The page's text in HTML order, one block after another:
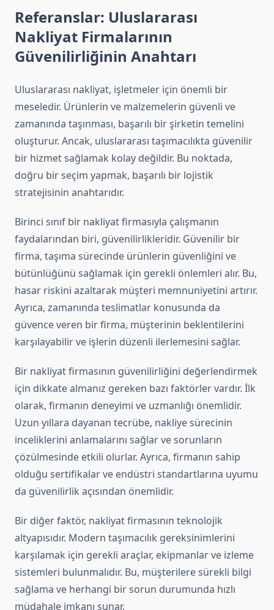
Referanslar: Uluslararası
Nakliyat Firmalarının
Güvenilirliğinin Anahtarı
Uluslararası nakliyat, işletmeler için önemli bir
meseledir. Ürünlerin ve malzemelerin güvenli ve
zamanında taşınması, başarılı bir şirketin temelini
oluşturur. Ancak, uluslararası taşımacılıkta güvenilir
bir hizmet sağlamak kolay değildir. Bu noktada,
doğru bir seçim yapmak, başarılı bir lojistik
stratejisinin anahtarıdır.
Birinci sınıf bir nakliyat firmasıyla çalışmanın
faydalarından biri, güvenilirlikleridir. Güvenilir bir
firma, taşıma sürecinde ürünlerin güvenliğini ve
bütünlüğünü sağlamak için gerekli önlemleri alır. Bu,
hasar riskini azaltarak müşteri memnuniyetini artırır.
Ayrıca, zamanında teslimatlar konusunda da
güvence veren bir firma, müşterinin beklentilerini
karşılayabilir ve işlerin düzenli ilerlemesini sağlar.
Bir nakliyat firmasının güvenilirliğini değerlendirmek
için dikkate almanız gereken bazı faktörler vardır. İlk
olarak, firmanın deneyimi ve uzmanlığı önemlidir.
Uzun yıllara dayanan tecrübe, nakliye sürecinin
inceliklerini anlamalarını sağlar ve sorunların
çözülmesinde etkili olurlar. Ayrıca, firmanın sahip
olduğu sertifikalar ve endüstri standartlarına uyumu
da güvenilirlik açısından önemlidir.
Bir diğer faktör, nakliyat firmasının teknolojik
altyapısıdır. Modern taşımacılık gereksinimlerini
karşılamak için gerekli araçlar, ekipmanlar ve izleme
sistemleri bulunmalıdır. Bu, müşterilere sürekli bilgi
sağlama ve herhangi bir sorun durumunda hızlı
müdahale imkanı sunar.